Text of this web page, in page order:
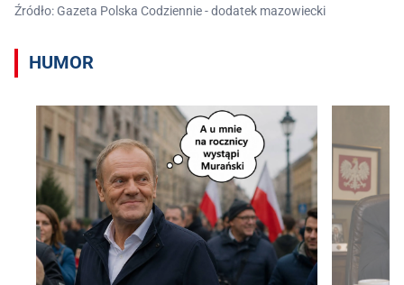
Źródło: Gazeta Polska Codziennie - dodatek mazowiecki
HUMOR